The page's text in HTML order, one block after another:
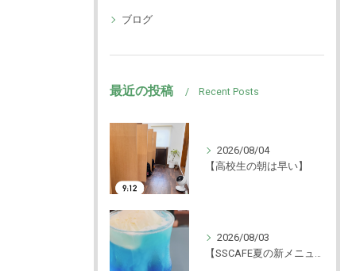
ブログ
最近の投稿 Recent Posts
2026/08/04
【高校生の朝は早い】
2026/08/03
【SSCAFE夏の新メニュー🍨】